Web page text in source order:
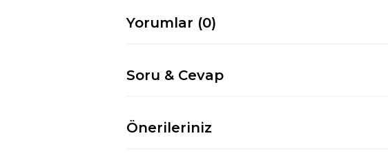
Yorumlar (0)
Soru & Cevap
Önerileriniz